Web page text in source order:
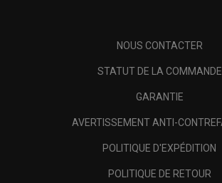
NOUS CONTACTER
STATUT DE LA COMMANDE
GARANTIE
AVERTISSEMENT ANTI-
POLITIQUE D'EXPÉDITION
POLITIQUE DE RETOUR